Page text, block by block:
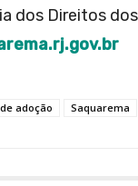
dos Direitos
adoção Saquarema